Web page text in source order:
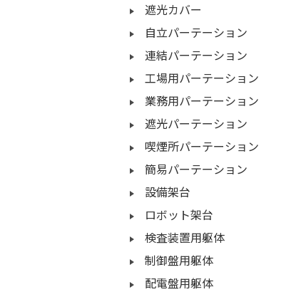
遮光カバー
自立パーテーション
連結パーテーション
工場用パーテーション
業務用パーテーション
遮光パーテーション
喫煙所パーテーション
簡易パーテーション
設備架台
ロボット架台
検査装置用躯体
制御盤用躯体
配電盤用躯体